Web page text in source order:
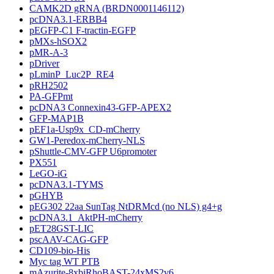
CAMK2D gRNA (BRDN0001146112)
pcDNA3.1-ERBB4
pEGFP-C1 F-tractin-EGFP
pMXs-hSOX2
pMR-A-3
pDriver
pLminP_Luc2P_RE4
pRH2502
PA-GFPmt
pcDNA3 Connexin43-GFP-APEX2
GFP-MAP1B
pEF1a-Usp9x_CD-mCherry
GW1-Peredox-mCherry-NLS
pShuttle-CMV-GFP U6promoter
PX551
LeGO-iG
pcDNA3.1-TYMS
pGHYB
pEG302 22aa SunTag NtDRMcd (no NLS) g4+g
pcDNA3.1_AktPH-mCherry
pET28GST-LIC
pscAAV-CAG-GFP
CD109-bio-His
Myc tag WT PTB